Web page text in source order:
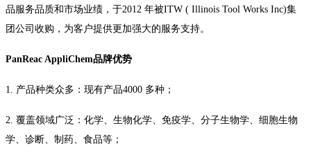
品服务品质和市场业绩，于2012 年被ITW ( Illinois Tool Works Inc)集
团公司收购，为客户提供更加强大的服务支持。
PanReac AppliChem品牌优势
1. 产品种类众多：现有产品4000 多种；
2. 覆盖领域广泛：化学、生物化学、免疫学、分子生物学、细胞生物
学、诊断、制药、食品等；